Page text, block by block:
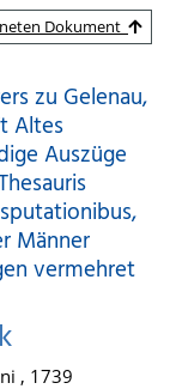
Dokument
zu Gelenau,
Altes
Auszüge
Männer
vermehret
, 1739